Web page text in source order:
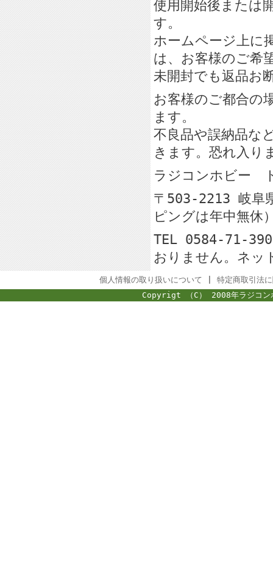
使用開始後または
す。
ホームページ上に
は、お客様のご希
未開封でも返品お
お客様のご都合の
ます。
不良品や誤納品な
きます。恐れ入り
ラジコンホビ
〒503-2213 岐阜
ピングは年中無休
TEL 0584-71-
おりません。ネッ
個人情報の取り扱いについて
特定商取引法
Copyrigt （C） 2008年ラジコ